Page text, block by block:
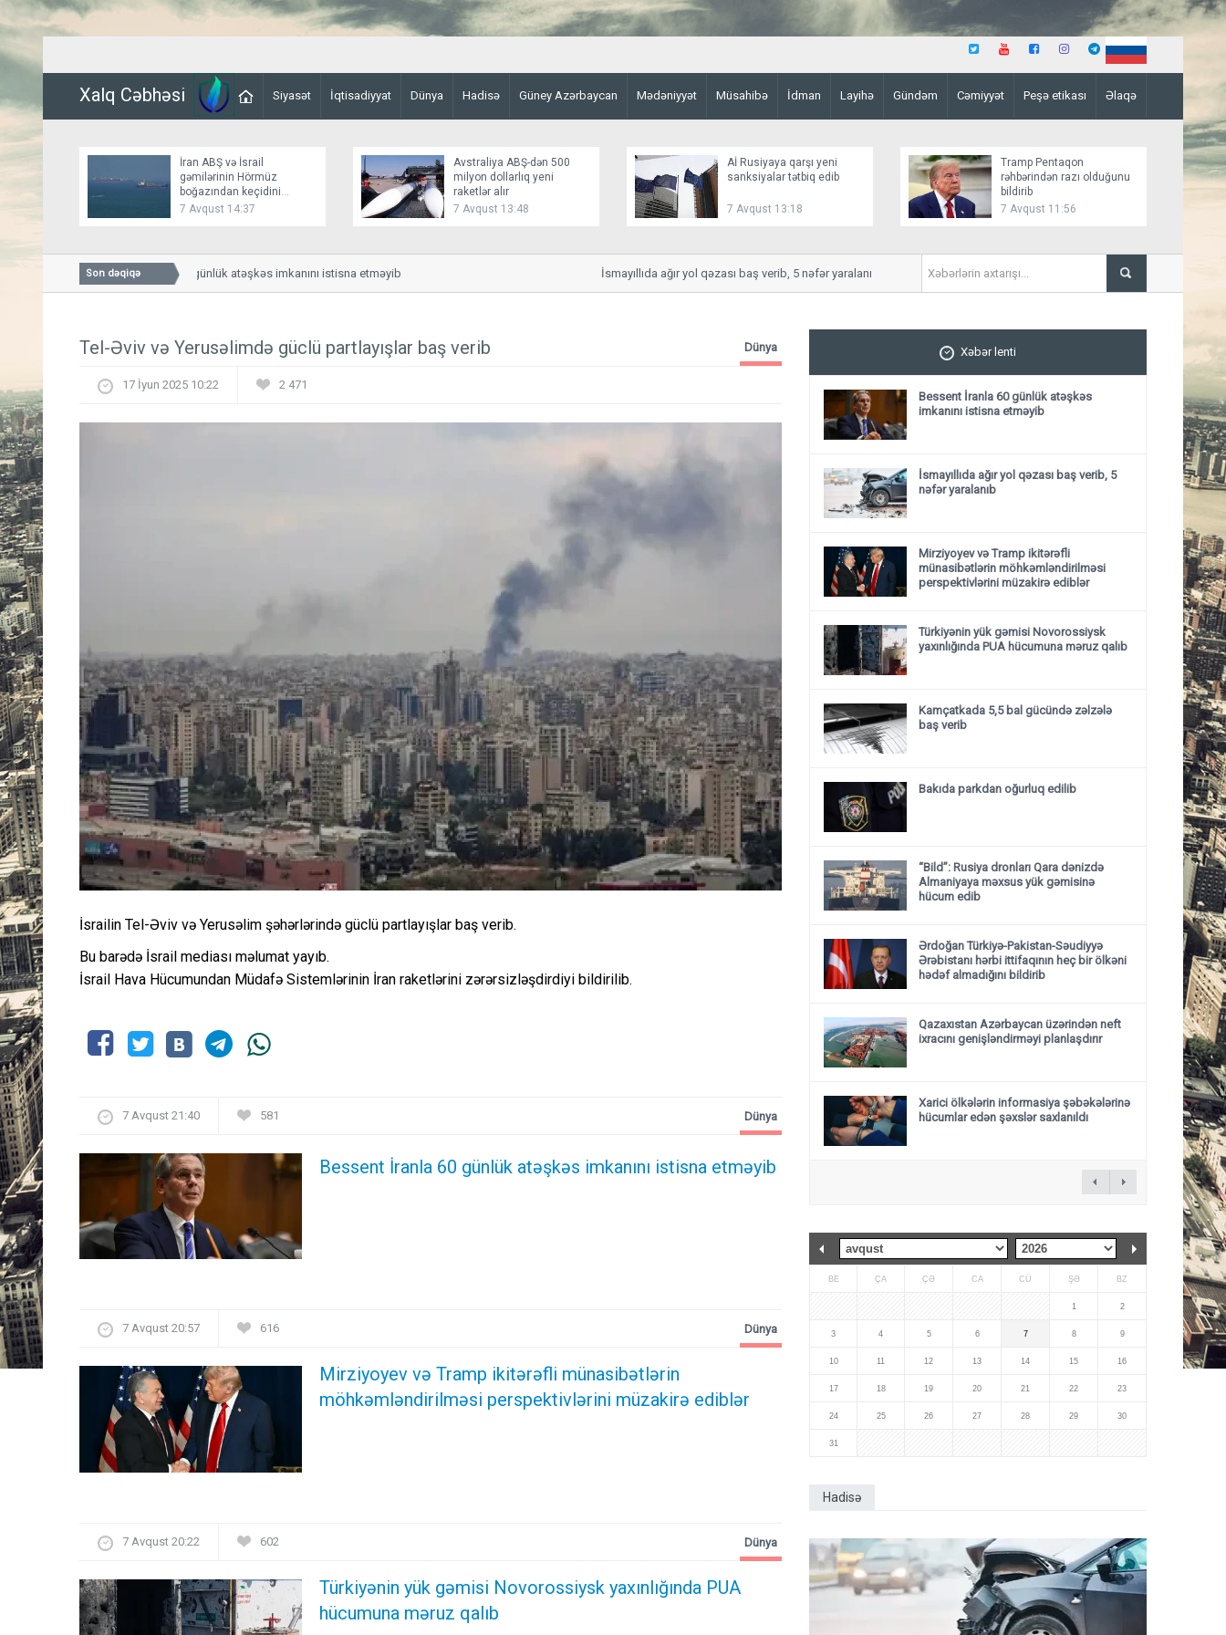
Xalq Cəbhəsi Siyasət İqtisadiyyat Dünya Hadisə Güney Azərbaycan Mədəniyyət Müsahibə İdman Layihə Gündəm Cəmiyyət Peşə etikası Əlaqə
İran ABŞ və İsrail
gəmilərinin Hörmüz
boğazından keçidini
bağlayır
7 Avqust 14:37
Avstraliya ABŞ-dən 500
milyon dollarlıq yeni
raketlər alır
7 Avqust 13:48
Aİ Rusiyaya qarşı yeni
sanksiyalar tətbiq edib
7 Avqust 13:18
Tramp Pentaqon
rəhbərindən razı olduğunu
bildirib
7 Avqust 11:56
Son dəqiqə
Bessent İranla 60 günlük atəşkəs imkanını istisna etməyib İsmayıllıda ağır yol qəzası baş verib, 5 nəfər yaralanıb
Mirziyoyev və Tramp
ediblər
Tel-Əviv və Yerusəlimdə güclü partlayışlar baş verib Dünya
17 İyun 2025 10:22 2 471
İsrailin Tel-Əviv və Yerusəlim şəhərlərində güclü partlayışlar baş verib.
Bu barədə İsrail mediası məlumat yayıb.
İsrail Hava Hücumundan Müdafə Sistemlərinin İran raketlərini zərərsizləşdirdiyi bildirilib.
7 Avqust 21:40 581
Bessent İranla 60 günlük atəşkəs imkanını istisna etməyib
Dünya
7 Avqust 20:57 616
Mirziyoyev və Tramp ikitərəfli münasibətlərin
möhkəmləndirilməsi perspektivlərini müzakirə ediblər
Dünya
7 Avqust 20:22 602
Türkiyənin yük gəmisi Novorossiysk yaxınlığında PUA
hücumuna məruz qalıb
Dünya
Xəbər lenti
Bessent İranla 60 günlük atəşkəs
imkanını istisna etməyib
İsmayıllıda ağır yol qəzası baş verib, 5
nəfər yaralanıb
Mirziyoyev və Tramp ikitərəfli
münasibətlərin möhkəmləndirilməsi
perspektivlərini müzakirə ediblər
Türkiyənin yük gəmisi Novorossiysk
yaxınlığında PUA hücumuna məruz qalıb
Kamçatkada 5,5 bal gücündə zəlzələ
baş verib
Bakıda parkdan oğurluq edilib
“Bild”: Rusiya dronları Qara dənizdə
Almaniyaya məxsus yük gəmisinə
hücum edib
Ərdoğan Türkiyə-Pakistan-Səudiyyə
Ərəbistanı hərbi ittifaqının heç bir ölkəni
hədəf almadığını bildirib
Qazaxıstan Azərbaycan üzərindən neft
ixracını genişləndirməyi planlaşdırır
Xarici ölkələrin informasiya şəbəkələrinə
hücumlar edən şəxslər saxlanıldı
BE ÇA ÇƏ CA CÜ ŞƏ BZ
1 2
3 4 5 6 7 8 9
10 11 12 13 14 15 16
17 18 19 20 21 22 23
24 25 26 27 28 29 30
31
Hadisə